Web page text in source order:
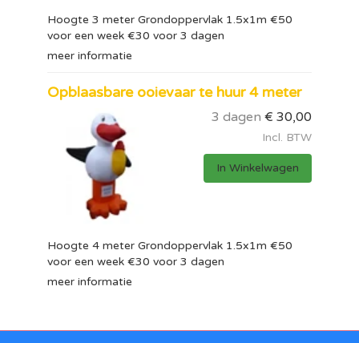
Hoogte 3 meter Grondoppervlak 1.5x1m €50
voor een week €30 voor 3 dagen
meer informatie
Opblaasbare ooievaar te huur 4 meter
3 dagen € 30,00
Incl. BTW
In Winkelwagen
Hoogte 4 meter Grondoppervlak 1.5x1m €50
voor een week €30 voor 3 dagen
meer informatie